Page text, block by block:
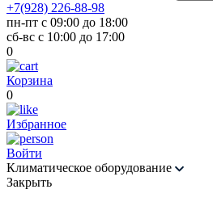
+7(928) 226-88-98
пн-пт с 09:00 до 18:00
сб-вс с 10:00 до 17:00
0
Корзина
0
Избранное
Войти
Климатическое оборудование
Закрыть